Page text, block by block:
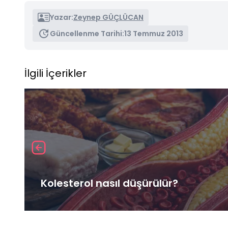
Yazar:Zeynep GÜÇLÜCAN
Güncellenme Tarihi:13 Temmuz 2013
İlgili İçerikler
Kolesterol nasıl düşürülür?